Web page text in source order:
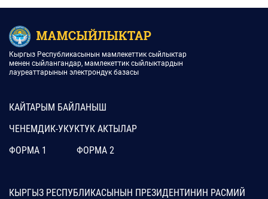
Кыргыз Республикасынын мамлекеттик сыйлыктар
менен сыйлангандар, мамлекеттик сыйлыктардын
лауреаттарынын электрондук базасы
КАЙТАРЫМ БАЙЛАНЫШ
ЧЕНЕМДИК-УКУКТУК АКТЫЛАР
ФОРМА 1
ФОРМА 2
КЫРГЫЗ РЕСПУБЛИКАСЫНЫН ПРЕЗИДЕНТИНИН РАСМИЙ